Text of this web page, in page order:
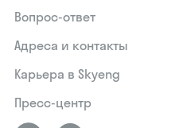
Вопрос-ответ
Адреса и контакты
Карьера в Skyeng
Пресс-центр